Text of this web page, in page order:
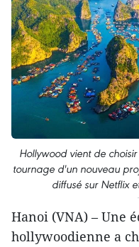
Hollywood vient de
tournage d'un nouveau
diffusé sur Netflix
Hanoi (VNA) – Une
hollywoodienne a